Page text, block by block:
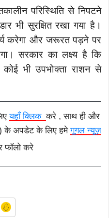
परिस्थिति से निपटने
भी सुरक्षित रखा गया है।
करेगा और जरूरत पड़ने पर
सरकार का लक्ष्य है कि
भी उपभोक्ता राशन से
यहाँ क्लिककरे , साथ ही और
) के अपडेट के लिए हमेगूगल न्यूज़
फॉलो करे